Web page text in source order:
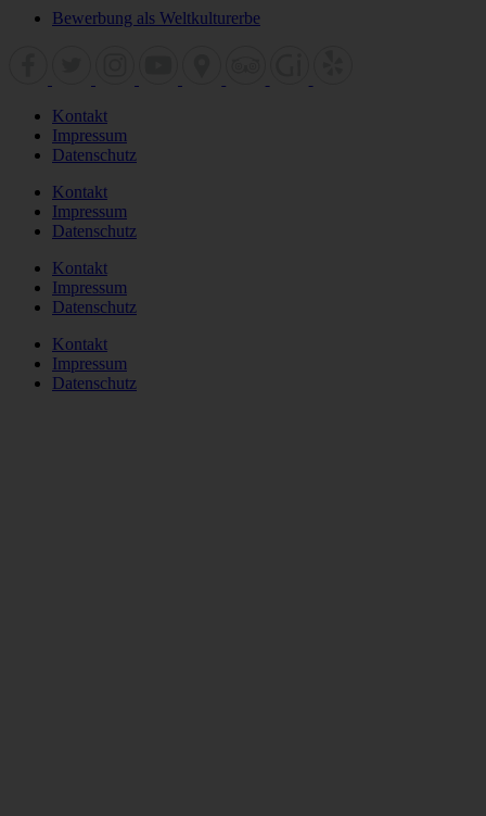
Bewerbung als Weltkulturerbe
Kontakt
Impressum
Datenschutz
Kontakt
Impressum
Datenschutz
Kontakt
Impressum
Datenschutz
Kontakt
Impressum
Datenschutz